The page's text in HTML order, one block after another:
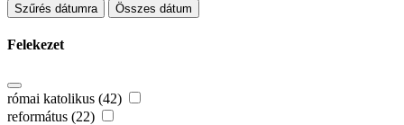
Szűrés dátumra Összes dátum
Felekezet
római katolikus (42)
református (22)